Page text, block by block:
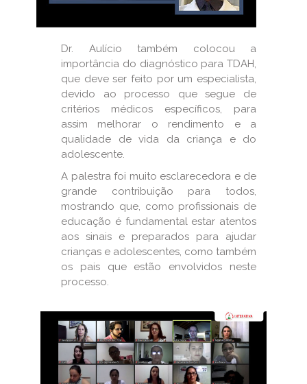
Dr. Aulício também colocou a
importância do diagnóstico para TDAH,
que deve ser feito por um especialista,
devido ao processo que segue de
critérios médicos específicos, para
assim melhorar o rendimento e a
qualidade de vida da criança e do
adolescente.
A palestra foi muito esclarecedora e de
grande contribuição para todos,
mostrando que, como profissionais de
educação é fundamental estar atentos
aos sinais e preparados para ajudar
crianças e adolescentes, como também
os pais que estão envolvidos neste
processo.